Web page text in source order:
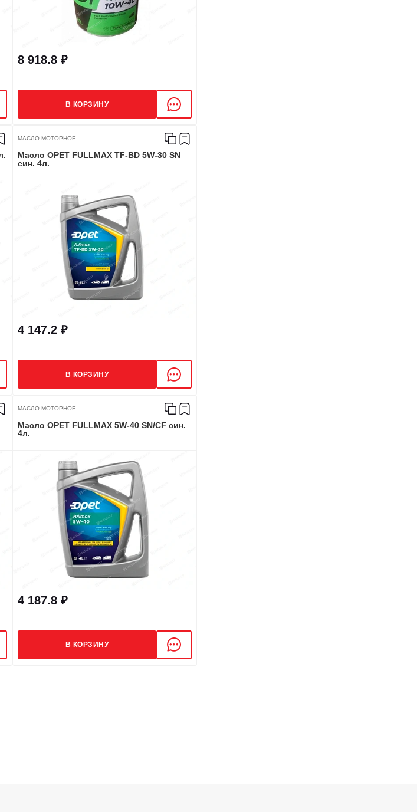
8 918.8 ₽
В КОРЗИНУ
МАСЛО МОТОРНОЕ
Масло OPET FULLMAX TF-BD 5W-30 SN
син. 4л.
4 147.2 ₽
В КОРЗИНУ
МАСЛО МОТОРНОЕ
Масло OPET FULLMAX 5W-40 SN/CF син.
4л.
4 187.8 ₽
В КОРЗИНУ